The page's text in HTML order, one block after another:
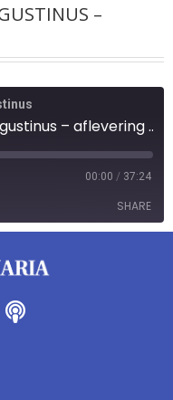
–
Belijdenissen van H. Augustinus – aflevering 21
00:00 / 37:24
SHARE